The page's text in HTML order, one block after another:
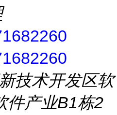
技术开发区软
件产业B1栋2